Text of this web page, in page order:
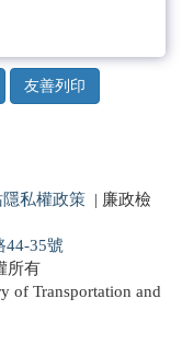
友善列印
隱私權政策 | 廉政檢
44-35號
所有
of Transportation and